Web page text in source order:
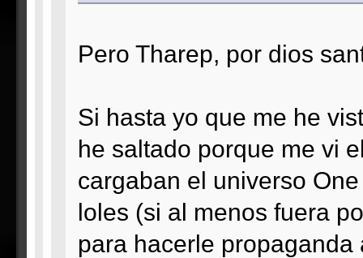
Pero Tharep, por dios
Si hasta yo que me he
he saltado porque me vi
cargaban el universo
loles (si al menos fuera
para hacerle